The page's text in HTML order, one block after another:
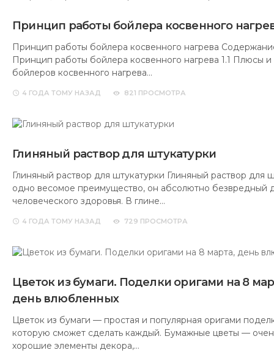
Принцип работы бойлера косвенного
Принцип работы бойлера косвенного нагрева
Принцип работы бойлера косвенного нагрева 1.1 Плюсы
бойлеров косвенного нагрева…
4 ГОДА ТОМУ НАЗАД 821 ПРОСМОТРА
Глиняный раствор для штукатурки
Глиняный раствор для штукатурки Глиняный раствор для
одно весомое преимущество, он абсолютно безвредный
человеческого здоровья. В глине…
4 ГОДА ТОМУ НАЗАД 729 ПРОСМОТРА
Цветок из бумаги. Поделки оригами на 8
день влюбленных
Цветок из бумаги — простая и популярная оригами
которую сможет сделать каждый. Бумажные цветы —
хорошие элементы декора,…